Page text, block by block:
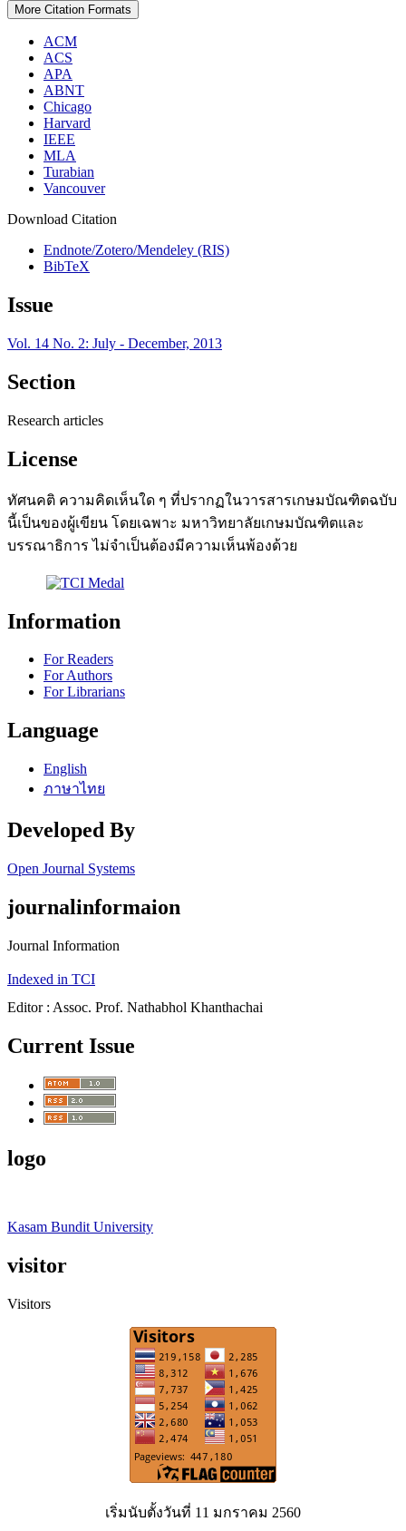
More Citation Formats
ACM
ACS
APA
ABNT
Chicago
Harvard
IEEE
MLA
Turabian
Vancouver
Download Citation
Endnote/Zotero/Mendeley (RIS)
BibTeX
Issue
Vol. 14 No. 2: July - December, 2013
Section
Research articles
License
ทัศนคติ ความคิดเห็นใด ๆ ที่ปรากฏในวารสารเกษมบัณฑิตฉบับ
นี้เป็นของผู้เขียน โดยเฉพาะ มหาวิทยาลัยเกษมบัณฑิตและ
บรรณาธิการ ไม่จำเป็นต้องมีความเห็นพ้องด้วย
Information
For Readers
For Authors
For Librarians
Language
English
ภาษาไทย
Developed By
Open Journal Systems
journalinformaion
Journal Information
Indexed in TCI
Editor : Assoc. Prof. Nathabhol Khanthachai
Current Issue
logo
Kasam Bundit University
visitor
Visitors
เริ่มนับตั้งวันที่ 11 มกราคม 2560